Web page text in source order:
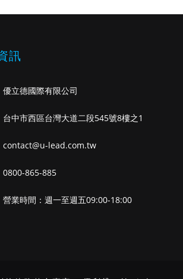
訊
優立德國際有限公司
台中市西區台灣大道二段545號8樓之1
contact@u-lead.com.tw
0800-865-885
營業時間：週一至週五09:00-18:00